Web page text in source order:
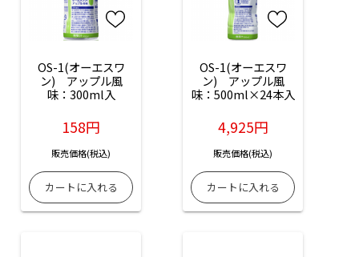
OS-1(オーエスワ
ン)　アップル風
味：300ml入
158円
販売価格(税込)
OS-1(オーエスワ
ン)　アップル風
味：500ml×24本入
4,925円
販売価格(税込)